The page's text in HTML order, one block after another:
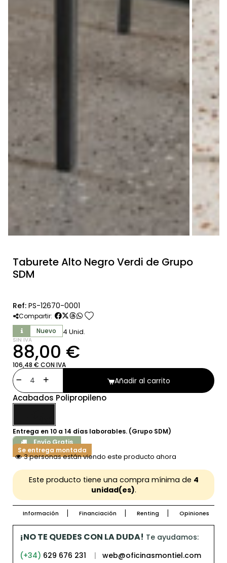
Taburete Alto Negro Verdi de Grupo
SDM
Ref: PS-12670-0001
Compartir: favorite
Nuevo 4 Unid.
SIN IVA
88,00 €
106,48 € CON IVA
Añadir al carrito
Acabados Polipropileno
Entrega en 10 a 14 días laborables. (Grupo SDM)
Envío Gratis
Se entrega montada
3 personas están viendo este producto ahora
Este producto tiene una compra mínima de 4
unidad(es).
Información Financiación Renting Opiniones
¡NO TE QUEDES CON LA DUDA! Te ayudamos:
(+34) 629 676 231 | web@oficinasmontiel.com